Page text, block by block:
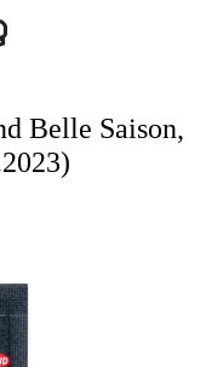
Belle Saison,